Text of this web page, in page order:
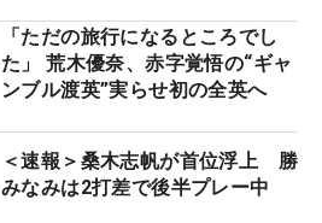
「ただの旅行になるところでし
た」 荒木優奈、赤字覚悟の“ギャ
ンブル渡英”実らせ初の全英へ
＜速報＞桑木志帆が首位浮上 勝
みなみは2打差で後半プレー中